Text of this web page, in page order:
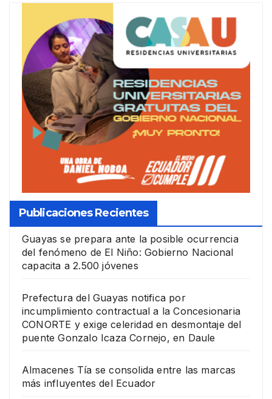
Publicaciones Recientes
Guayas se prepara ante la posible ocurrencia
del fenómeno de El Niño: Gobierno Nacional
capacita a 2.500 jóvenes
Prefectura del Guayas notifica por
incumplimiento contractual a la Concesionaria
CONORTE y exige celeridad en desmontaje del
puente Gonzalo Icaza Cornejo, en Daule
Almacenes Tía se consolida entre las marcas
más influyentes del Ecuador